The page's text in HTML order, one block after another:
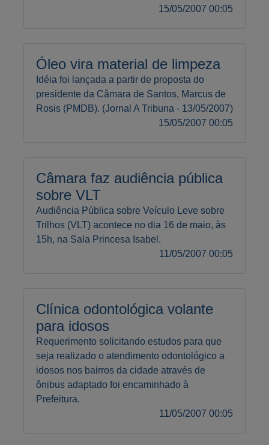
15/05/2007 00:05
Óleo vira material de limpeza
Idéia foi lançada a partir de proposta do
presidente da Câmara de Santos, Marcus de
Rosis (PMDB). (Jornal A Tribuna - 13/05/2007)
15/05/2007 00:05
Câmara faz audiência pública
sobre VLT
Audiência Pública sobre Veículo Leve sobre
Trilhos (VLT) acontece no dia 16 de maio, às
15h, na Sala Princesa Isabel.
11/05/2007 00:05
Clínica odontológica volante
para idosos
Requerimento solicitando estudos para que
seja realizado o atendimento odontológico a
idosos nos bairros da cidade através de
ônibus adaptado foi encaminhado à
Prefeitura.
11/05/2007 00:05